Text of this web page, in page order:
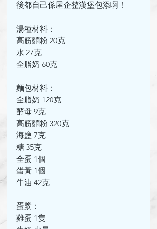
後都自己係屋企整漢堡包添啊！
湯種材料：
高筋麵粉 20克
水 27克
全脂奶 60克
麵包材料：
全脂奶 120克
酵母 9克
高筋麵粉 320克
海鹽 7克
糖 35克
全蛋 1個
蛋黃 1個
牛油 42克
蛋漿：
雞蛋 1隻